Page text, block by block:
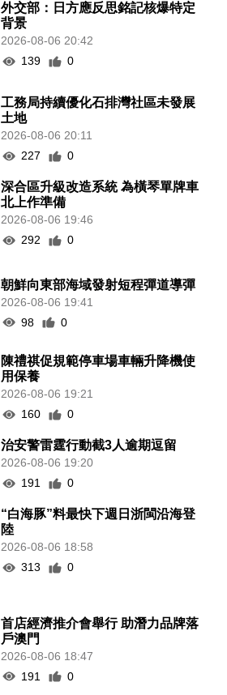
外交部：日方應反思銘記核爆特定
背景
2026-08-06 20:42
139
0
工務局持續優化石排灣社區未發展
土地
2026-08-06 20:11
227
0
深合區升級改造系統 為橫琴單牌車
北上作準備
2026-08-06 19:46
292
0
朝鮮向東部海域發射短程彈道導彈
2026-08-06 19:41
98
0
陳禮祺促規範停車場車輛升降機使
用保養
2026-08-06 19:21
160
0
治安警雷霆行動截3人逾期逗留
2026-08-06 19:20
191
0
“白海豚”料最快下週日浙閩沿海登
陸
2026-08-06 18:58
313
0
首店經濟推介會舉行 助潛力品牌落
戶澳門
2026-08-06 18:47
191
0